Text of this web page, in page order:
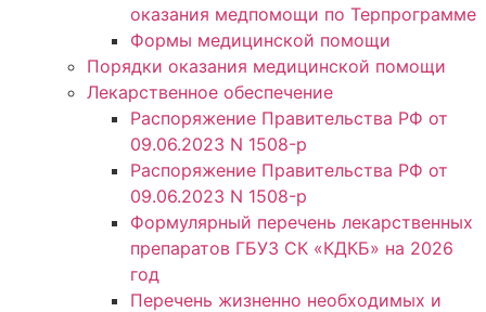
оказания медпомощи по Терпрограмме
Формы медицинской помощи
Порядки оказания медицинской помощи
Лекарственное обеспечение
Распоряжение Правительства РФ от
09.06.2023 N 1508-р
Распоряжение Правительства РФ от
09.06.2023 N 1508-р
Формулярный перечень лекарственных
препаратов ГБУЗ СК «КДКБ» на 2026
год
Перечень жизненно необходимых и